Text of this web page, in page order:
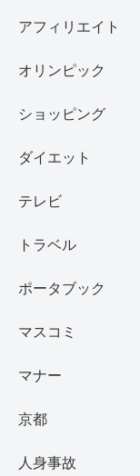
アフィリエイト
オリンピック
ショッピング
ダイエット
テレビ
トラベル
ポータブック
マスコミ
マナー
京都
人身事故